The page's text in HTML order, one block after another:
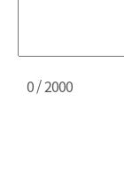
0/ 2000